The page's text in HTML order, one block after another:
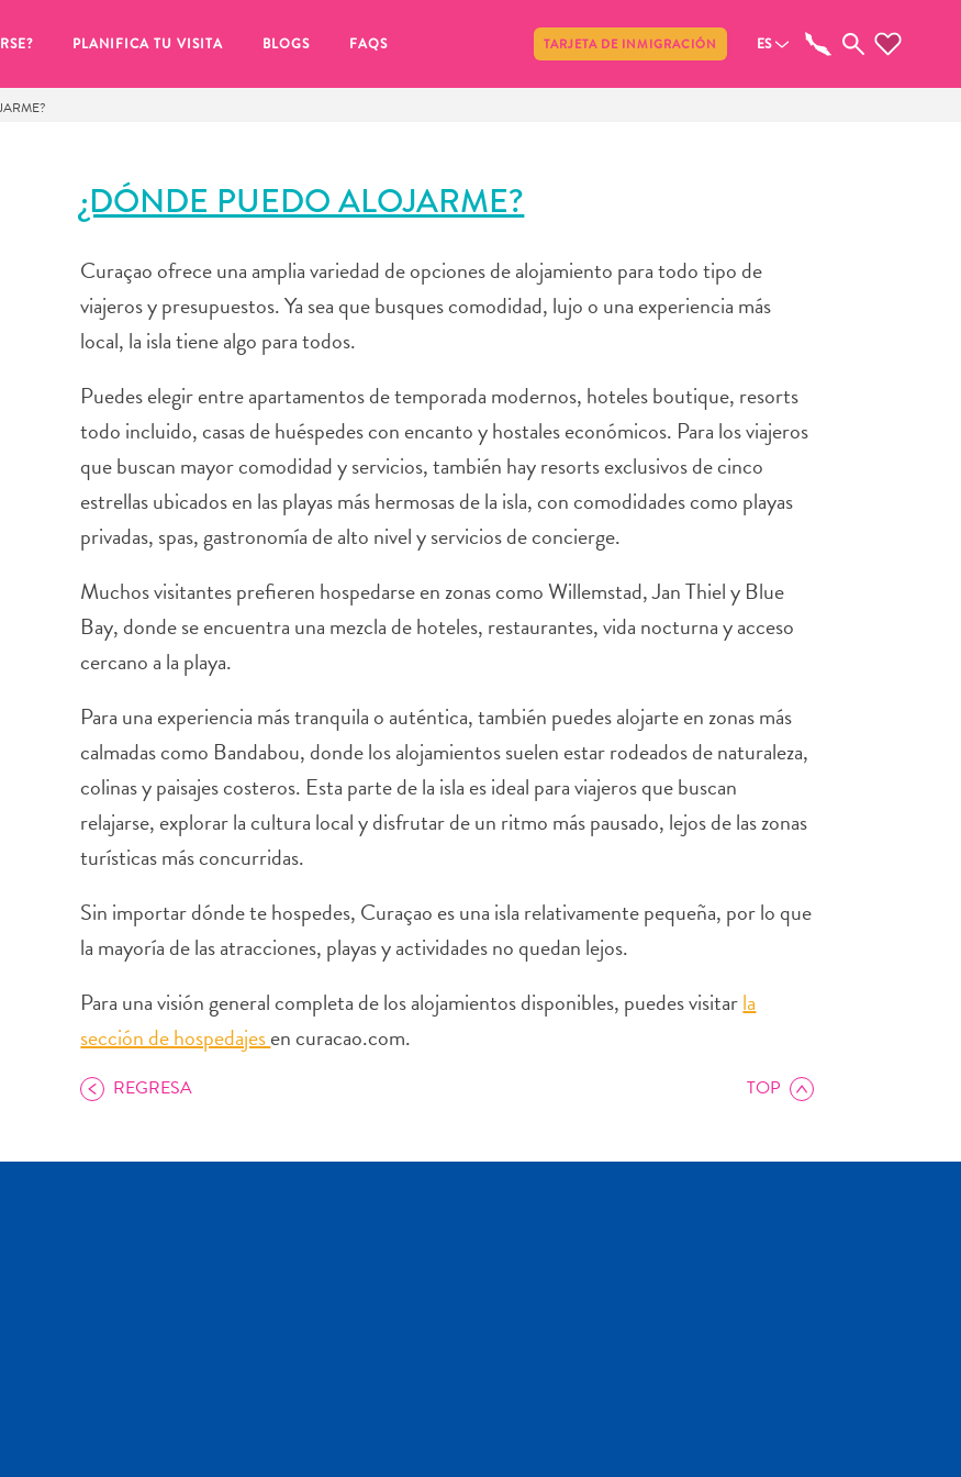
PLANIFICA TU VISITA BLOGS FAQS TARJETA DE INMIGRACIÓN ES
¿DÓNDE PUEDO ALOJARME?
Curaçao ofrece una amplia variedad de opciones de alojamiento para todo tipo de
viajeros y presupuestos. Ya sea que busques comodidad, lujo o una experiencia más
local, la isla tiene algo para todos.
Puedes elegir entre apartamentos de temporada modernos, hoteles boutique, resorts
todo incluido, casas de huéspedes con encanto y hostales económicos. Para los viajeros
que buscan mayor comodidad y servicios, también hay resorts exclusivos de cinco
estrellas ubicados en las playas más hermosas de la isla, con comodidades como playas
privadas, spas, gastronomía de alto nivel y servicios de concierge.
Muchos visitantes prefieren hospedarse en zonas como Willemstad, Jan Thiel y Blue
Bay, donde se encuentra una mezcla de hoteles, restaurantes, vida nocturna y acceso
cercano a la playa.
Para una experiencia más tranquila o auténtica, también puedes alojarte en zonas más
calmadas como Bandabou, donde los alojamientos suelen estar rodeados de naturaleza,
colinas y paisajes costeros. Esta parte de la isla es ideal para viajeros que buscan
relajarse, explorar la cultura local y disfrutar de un ritmo más pausado, lejos de las zonas
turísticas más concurridas.
Sin importar dónde te hospedes, Curaçao es una isla relativamente pequeña, por lo que
la mayoría de las atracciones, playas y actividades no quedan lejos.
Para una visión general completa de los alojamientos disponibles, puedes visitarla
sección de hospedajesen curacao.com.
TOP
REGRESA
Compartir
clic en el